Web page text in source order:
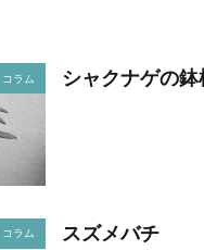
コラム シャクナゲの鉢
コラム スズメバチ